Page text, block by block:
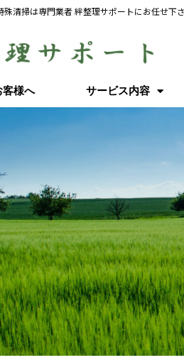
殊清掃は専門業者 絆整理サポートにお任せ下
客様へ サービス内容